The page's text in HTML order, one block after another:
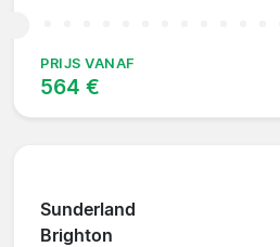
PRIJS VANAF
564 €
Sunderland
Brighton